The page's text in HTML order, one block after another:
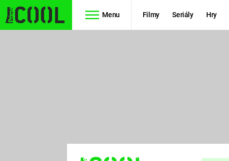
Menu Filmy Seriály Hry